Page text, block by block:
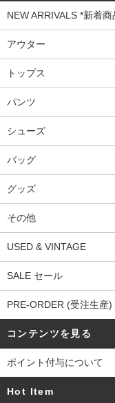
NEW ARRIVALS *新着商
アウター
トップス
パンツ
シューズ
バッグ
グッズ
その他
USED & VINTAGE
SALE セール
PRE-ORDER (受注生産)
コンテンツを見る
ポイント付与について
Hot Item